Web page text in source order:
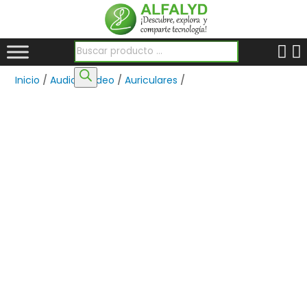
Búsqueda de productos
Inicio /Audio y Video /Auriculares /